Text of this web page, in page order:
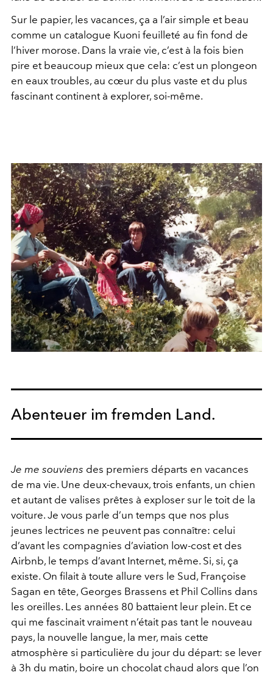
Sur le papier, les vacances, ça a l’air simple et beau
comme un catalogue Kuoni feuilleté au fin fond de
l’hiver morose. Dans la vraie vie, c’est à la fois bien
pire et beaucoup mieux que cela: c’est un plongeon
en eaux troubles, au cœur du plus vaste et du plus
fascinant continent à explorer, soi-même.
Abenteuer im fremden Land.
Je me souviens des premiers départs en vacances
de ma vie. Une deux-chevaux, trois enfants, un chien
et autant de valises prêtes à exploser sur le toit de la
voiture. Je vous parle d’un temps que nos plus
jeunes lectrices ne peuvent pas connaître: celui
d’avant les compagnies d’aviation low-cost et des
Airbnb, le temps d’avant Internet, même. Si, si, ça
existe. On filait à toute allure vers le Sud, Françoise
Sagan en tête, Georges Brassens et Phil Collins dans
les oreilles. Les années 80 battaient leur plein. Et ce
qui me fascinait vraiment n’était pas tant le nouveau
pays, la nouvelle langue, la mer, mais cette
atmosphère si particulière du jour du départ: se lever
à 3h du matin, boire un chocolat chaud alors que l’on